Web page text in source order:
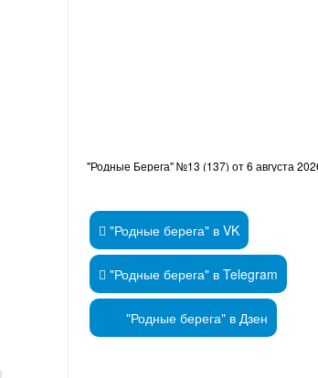
"Родные Берега" №13 (137) от 6 августа
"Родные берега" в VK
"Родные берега" в Telegram
"Родные берега" в Дзен